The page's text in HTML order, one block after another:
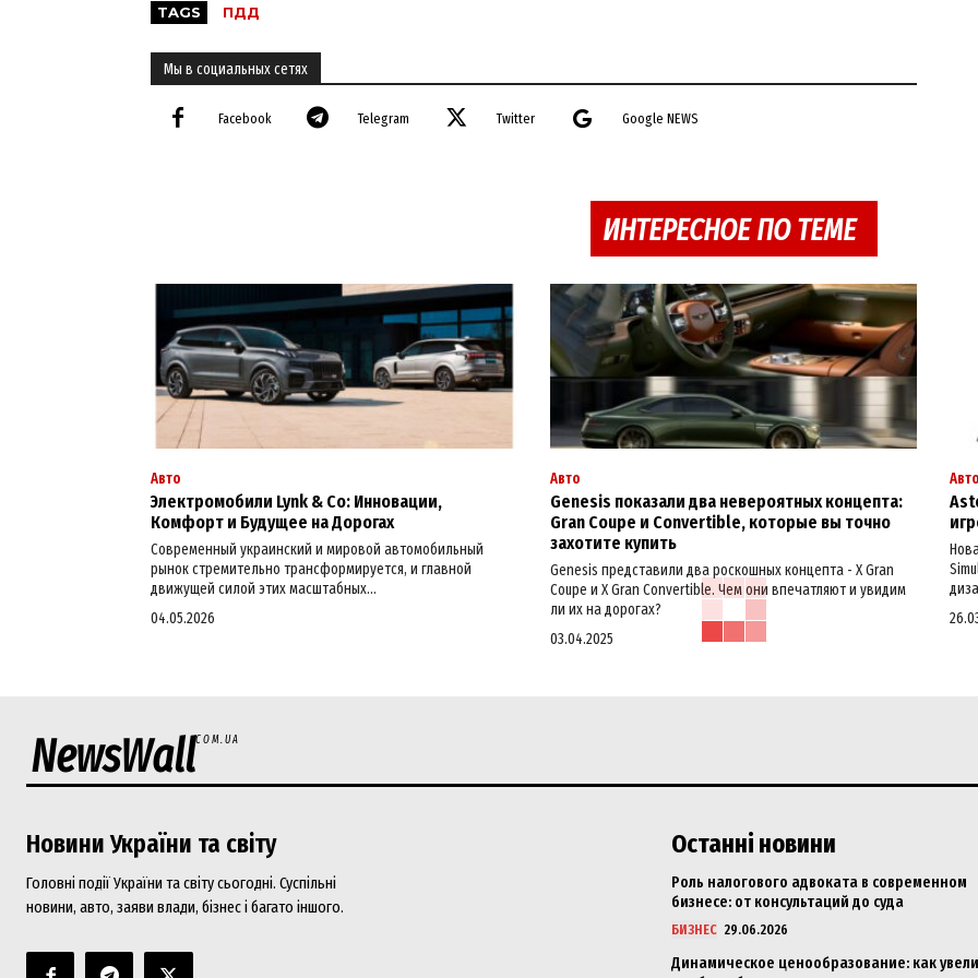
TAGS ПДД
Мы в социальных сетях
Facebook Telegram Twitter Google NEWS
ИНТЕРЕСНОЕ ПО ТЕМЕ
Авто
Электромобили Lynk & Co: Инновации,
Комфорт и Будущее на Дорогах
Современный украинский и мировой автомобильный
рынок стремительно трансформируется, и главной
движущей силой этих масштабных...
04.05.2026
Авто
Genesis показали два невероятных концепта:
Gran Coupe и Convertible, которые вы точно
захотите купить
Genesis представили два роскошных концепта - X Gran
Coupe и X Gran Convertible. Чем они впечатляют и увидим
ли их на дорогах?
03.04.2025
NewsWallCOM.UA
Новини України та світу
Головні події України та світу сьогодні. Суспільні
новини, авто, заяви влади, бізнес і багато іншого.
Останні новини
Роль налогового адвоката в современном
бизнесе: от консультаций до суда
БИЗНЕС 29.06.2026
Динамическое ценообразование: как